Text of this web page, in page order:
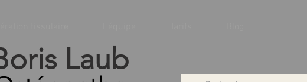
Laub